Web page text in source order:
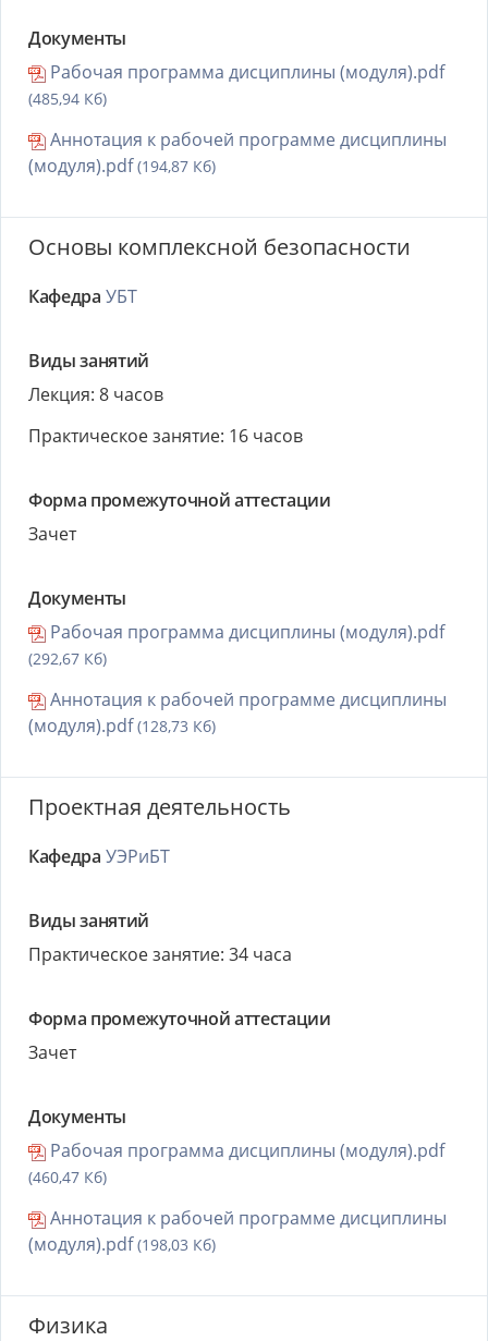
Документы
Рабочая программа дисциплины (модуля).pdf
(485,94 Кб)
Аннотация к рабочей программе дисциплины
(модуля).pdf(194,87 Кб)
Основы комплексной безопасности
Кафедра УБТ
Виды занятий
Лекция: 8 часов
Практическое занятие: 16 часов
Форма промежуточной аттестации
Зачет
Документы
Рабочая программа дисциплины (модуля).pdf
(292,67 Кб)
Аннотация к рабочей программе дисциплины
(модуля).pdf(128,73 Кб)
Проектная деятельность
Кафедра УЭРиБТ
Виды занятий
Практическое занятие: 34 часа
Форма промежуточной аттестации
Зачет
Документы
Рабочая программа дисциплины (модуля).pdf
(460,47 Кб)
Аннотация к рабочей программе дисциплины
(модуля).pdf(198,03 Кб)
Физика